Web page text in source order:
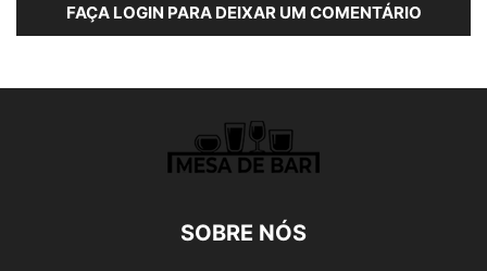
FAÇA LOGIN PARA DEIXAR UM COMENTÁRIO
SOBRE NÓS